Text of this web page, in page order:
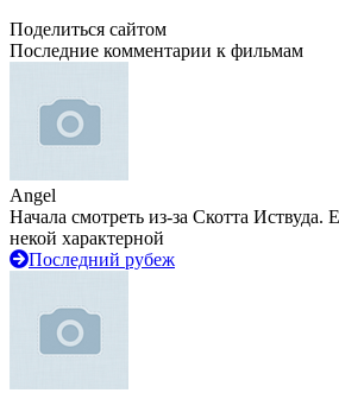
Поделиться сайтом
Последние комментарии к фильмам
Angel
Начала смотреть из-за Скотта Иствуда.
некой характерной
Последний рубеж